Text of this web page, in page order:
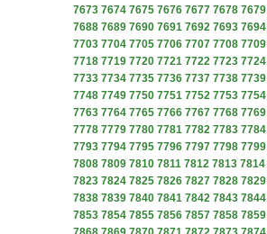
7673 7674 7675 7676 7677 7678 7679
7688 7689 7690 7691 7692 7693 7694
7703 7704 7705 7706 7707 7708 7709
7718 7719 7720 7721 7722 7723 7724
7733 7734 7735 7736 7737 7738 7739
7748 7749 7750 7751 7752 7753 7754
7763 7764 7765 7766 7767 7768 7769
7778 7779 7780 7781 7782 7783 7784
7793 7794 7795 7796 7797 7798 7799
7808 7809 7810 7811 7812 7813 7814
7823 7824 7825 7826 7827 7828 7829
7838 7839 7840 7841 7842 7843 7844
7853 7854 7855 7856 7857 7858 7859